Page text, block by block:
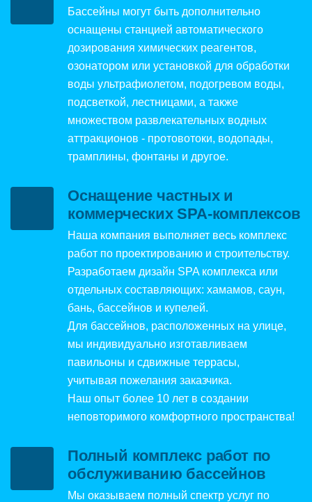
Бассейны могут быть дополнительно
оснащены станцией автоматического
дозирования химических реагентов,
озонатором или установкой для обработки
воды ультрафиолетом, подогревом воды,
подсветкой, лестницами, а также
множеством развлекательных водных
аттракционов - протовотоки, водопады,
трамплины, фонтаны и другое.
Оснащение частных и
коммерческих SPA-комплексов
Наша компания выполняет весь комплекс
работ по проектированию и строительству.
Разработаем дизайн SPA комплекса или
отдельных составляющих: хамамов, саун,
бань, бассейнов и купелей.
Для бассейнов, расположенных на улице,
мы индивидуально изготавливаем
павильоны и сдвижные террасы,
учитывая пожелания заказчика.
Наш опыт более 10 лет в создании
неповторимого комфортного пространства!
Полный комплекс работ по
обслуживанию бассейнов
Мы оказываем полный спектр услуг по